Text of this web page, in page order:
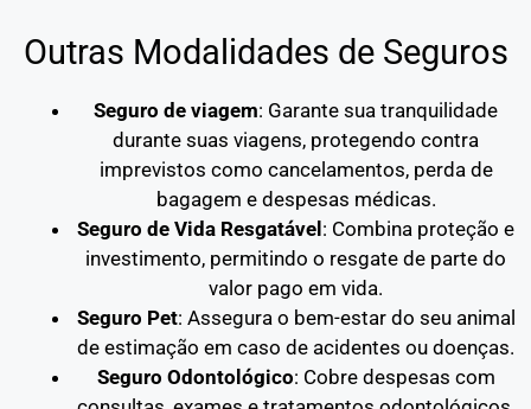
Outras Modalidades de Seguros
Seguro de viagem: Garante sua tranquilidade
durante suas viagens, protegendo contra
imprevistos como cancelamentos, perda de
bagagem e despesas médicas.
Seguro de Vida Resgatável : Combina proteção e
investimento, permitindo o resgate de parte do
valor pago em vida.
Seguro Pet: Assegura o bem-estar do seu animal
de estimação em caso de acidentes ou doenças.
Seguro Odontológico: Cobre despesas com